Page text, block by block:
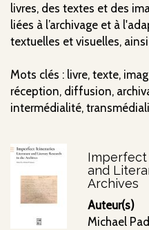
livres, des textes et des
liées à l’archivage et à
textuelles et visuelles,
Mots clés : livre, texte,
réception, diffusion,
intermédialité,
Imperfect
and
Archives
Auteur(s)
Michael